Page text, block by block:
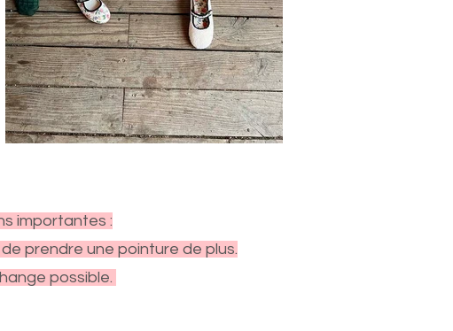
importantes :
prendre une pointure de plus.
possible.